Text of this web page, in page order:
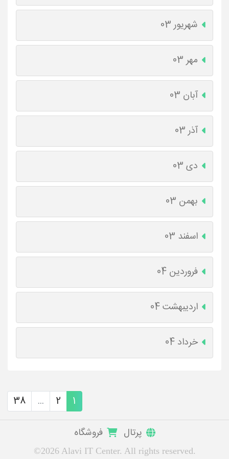
شهریور 03
مهر 03
آبان 03
آذر 03
دی 03
بهمن 03
اسفند 03
فروردین 04
اردیبهشت 04
خرداد 04
1
2
...
38
پرتال فروشگاه
©2026 Alavi IT Center. All rights reserved.